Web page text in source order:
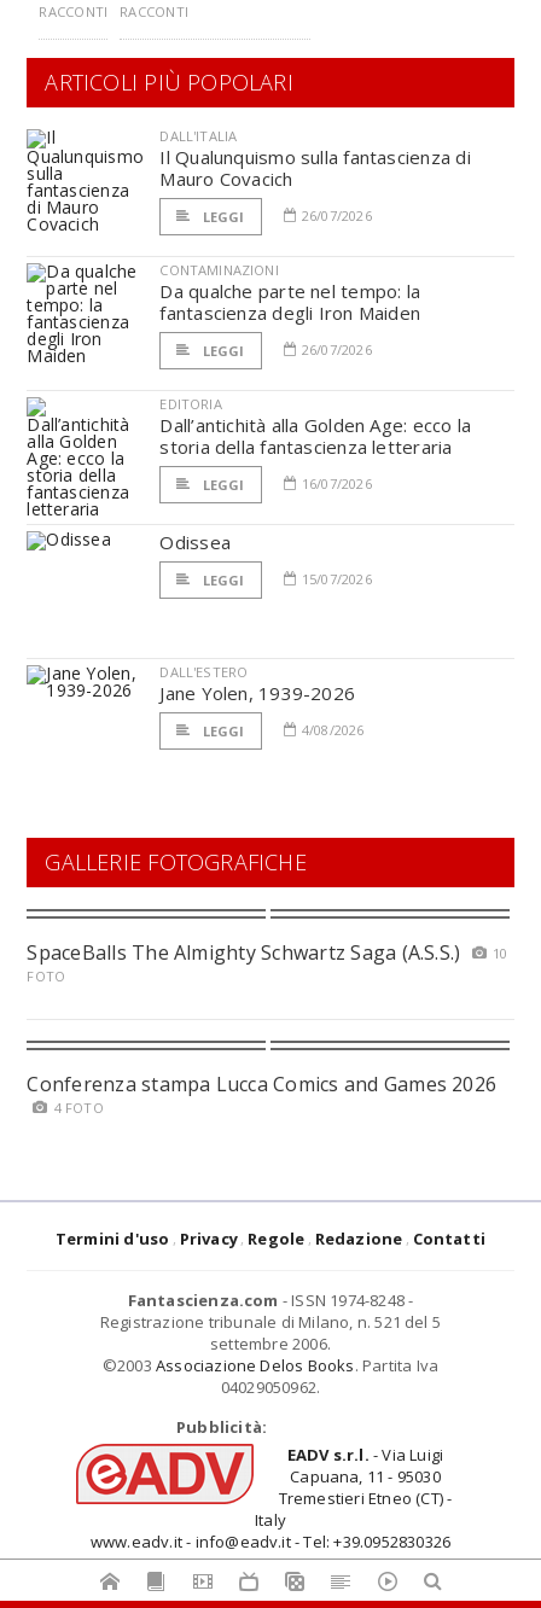
RACCONTI RACCONTI
ARTICOLI PIÙ POPOLARI
DALL'ITALIA
Il Qualunquismo sulla fantascienza di
Mauro Covacich
LEGGI 26/07/2026
CONTAMINAZIONI
Da qualche parte nel tempo: la
fantascienza degli Iron Maiden
LEGGI 26/07/2026
EDITORIA
Dall’antichità alla Golden Age: ecco la
storia della fantascienza letteraria
LEGGI 16/07/2026
Odissea
LEGGI 15/07/2026
DALL'ESTERO
Jane Yolen, 1939-2026
LEGGI 4/08/2026
GALLERIE FOTOGRAFICHE
SpaceBalls The Almighty Schwartz Saga (A.S.S.)
10
FOTO
Conferenza stampa Lucca Comics and Games 2026
4 FOTO
Termini d'uso Privacy Regole Redazione Contatti
Fantascienza.com - ISSN 1974-8248 -
Registrazione tribunale di Milano, n. 521 del 5
settembre 2006.
©2003 Associazione Delos Books. Partita Iva
04029050962.
Pubblicità:
EADV s.r.l. - Via Luigi
Capuana, 11 - 95030
Tremestieri Etneo (CT) -
Italy
www.eadv.it - info@eadv.it - Tel: +39.0952830326